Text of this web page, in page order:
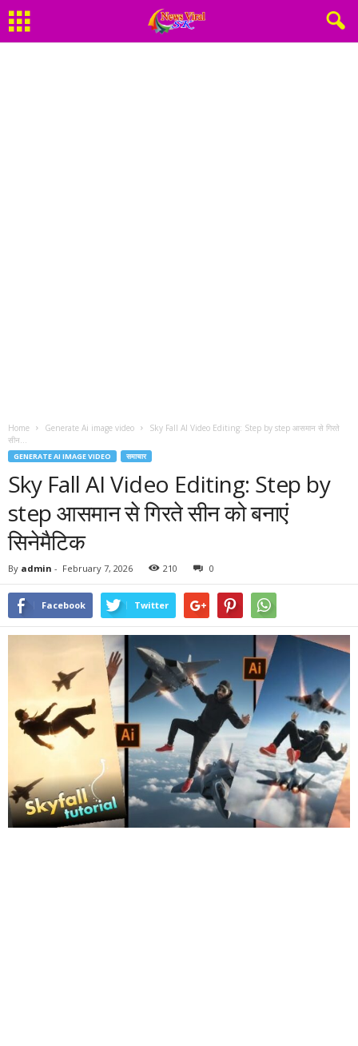
Home Generate Ai image video
Sky Fall AI Video Editing: Step by step आसमान से गिरते
सीन...
GENERATE AI IMAGE VIDEO समाचार
Sky Fall AI Video Editing: Step by
step आसमान से गिरते सीन को बनाएं
सिनेमैटिक
By admin - February 7, 2026 210 0
Facebook Twitter